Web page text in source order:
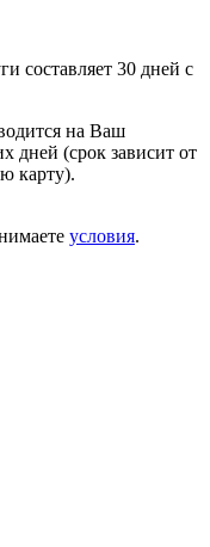
составляет 30 дней с
на Ваш
дней (срок зависит от
карту).
условия.